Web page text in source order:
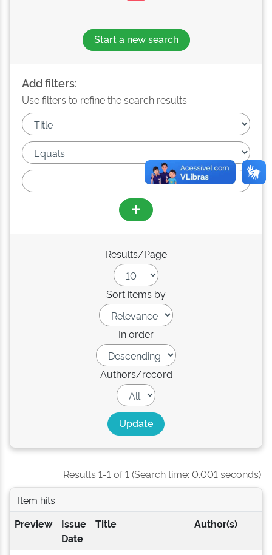
Start a new search
Add filters:
Use filters to refine the search results.
Results/Page
Sort items by
In order
Authors/record
Results 1-1 of 1 (Search time: 0.001 seconds).
Item hits:
Preview
Issue
Date
Title Author(s)